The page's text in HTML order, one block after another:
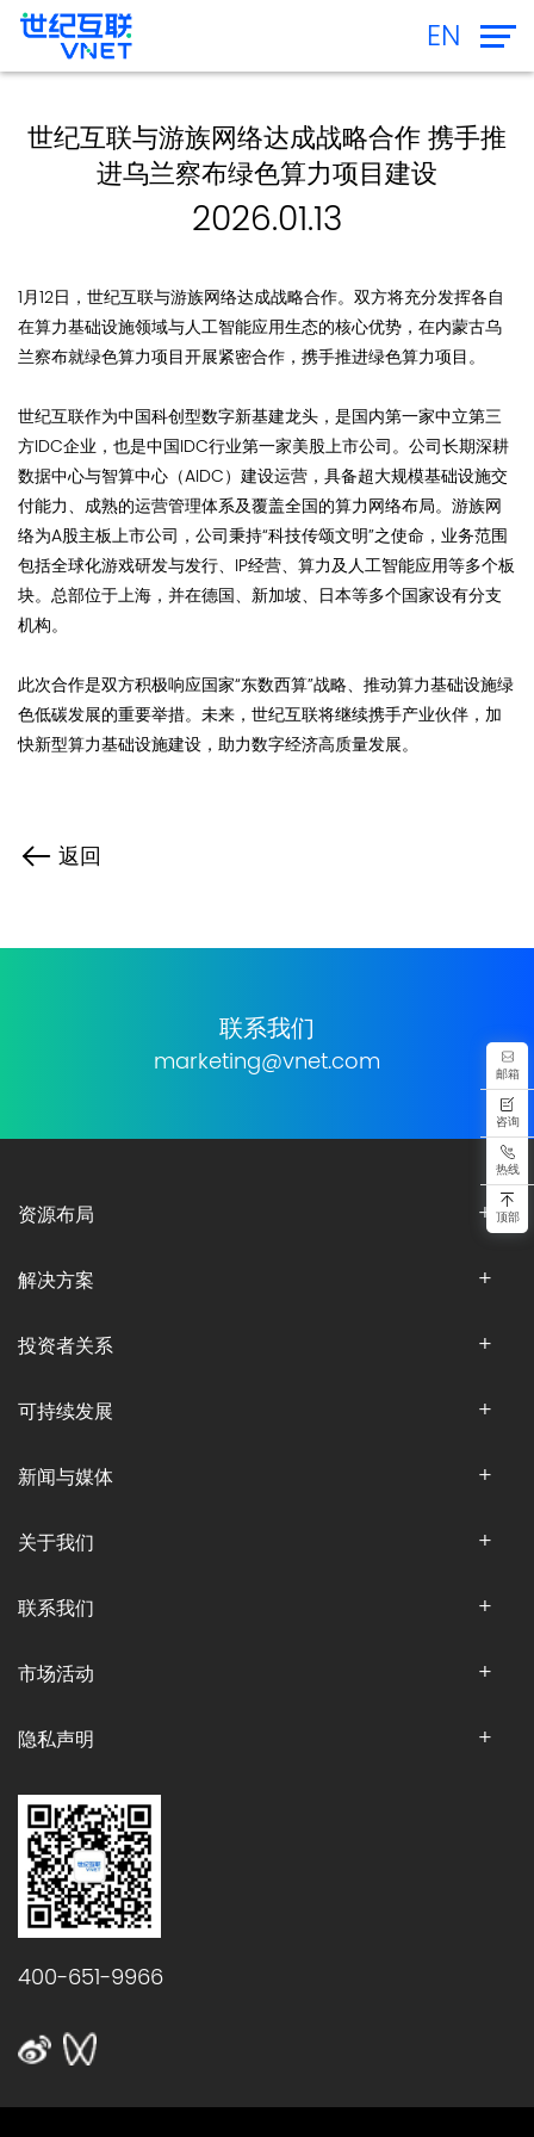
EN
世纪互联与游族网络达成战略合作 携手推
进乌兰察布绿色算力项目建设
2026.01.13
1月12日，世纪互联与游族网络达成战略合作。双方将充分发挥各自
在算力基础设施领域与人工智能应用生态的核心优势，在内蒙古乌
兰察布就绿色算力项目开展紧密合作，携手推进绿色算力项目。
世纪互联作为中国科创型数字新基建龙头，是国内第一家中立第三
方IDC企业，也是中国IDC行业第一家美股上市公司。公司长期深耕
数据中心与智算中心（AIDC）建设运营，具备超大规模基础设施交
付能力、成熟的运营管理体系及覆盖全国的算力网络布局。游族网
络为A股主板上市公司，公司秉持“科技传颂文明”之使命，业务范围
包括全球化游戏研发与发行、IP经营、算力及人工智能应用等多个板
块。总部位于上海，并在德国、新加坡、日本等多个国家设有分支
机构。
此次合作是双方积极响应国家“东数西算”战略、推动算力基础设施绿
色低碳发展的重要举措。未来，世纪互联将继续携手产业伙伴，加
快新型算力基础设施建设，助力数字经济高质量发展。
返回
联系我们
marketing@vnet.com
邮箱
咨询
热线
顶部
资源布局
解决方案
投资者关系
可持续发展
新闻与媒体
关于我们
联系我们
市场活动
隐私声明
400-651-9966